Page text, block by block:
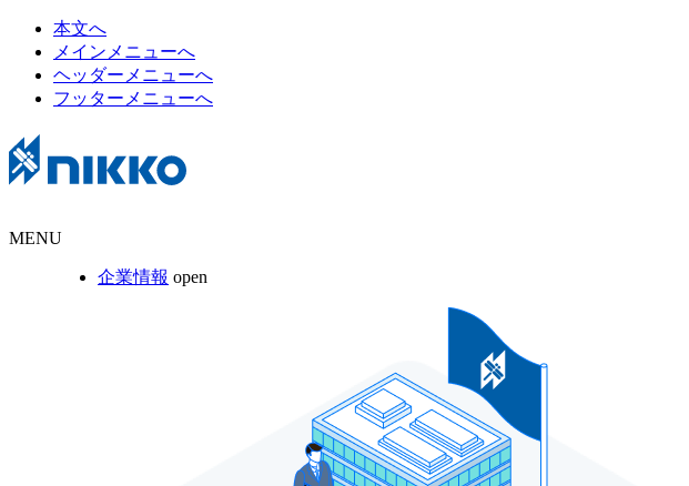
本文へ
メインメニューへ
ヘッダーメニューへ
フッターメニューへ
MENU
企業情報 open